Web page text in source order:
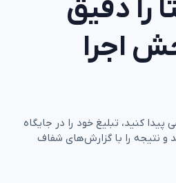
را دقیق
اجرا
کنید، تبلیغ خود را در جایگاه
و نتیجه را با گزارش‌های شفاف